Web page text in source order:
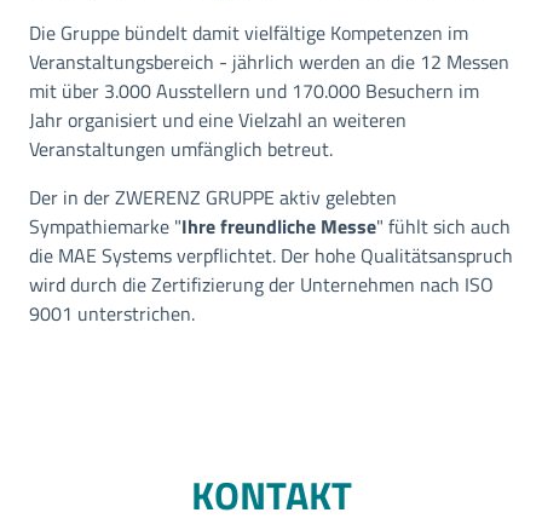
Die Gruppe bündelt damit vielfältige Kompetenzen im
Veranstaltungsbereich - jährlich werden an die 12 Messen
mit über 3.000 Ausstellern und 170.000 Besuchern im
Jahr organisiert und eine Vielzahl an weiteren
Veranstaltungen umfänglich betreut.
Der in der ZWERENZ GRUPPE aktiv gelebten
Sympathiemarke "Ihre freundliche Messe" fühlt sich auch
die MAE Systems verpflichtet. Der hohe Qualitätsanspruch
wird durch die Zertifizierung der Unternehmen nach ISO
9001 unterstrichen.
KONTAKT